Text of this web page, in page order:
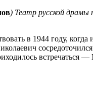
) Театр русской драмы
в 1944 году,